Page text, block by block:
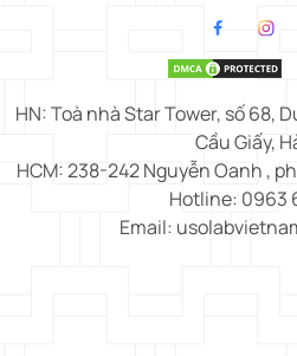
HN: Toà nhà Star Tower, số 68,
Cầu Giấy,
HCM: 238-242 Nguyễn Oanh ,
Hotline: 0963
Email: